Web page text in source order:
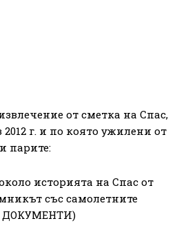
от сметка на Спас,
2012 г. и по която ужилени от
парите: